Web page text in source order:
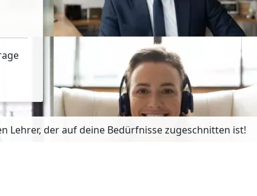
Lehrer, der auf deine Bedürfnisse zugeschnitten ist!